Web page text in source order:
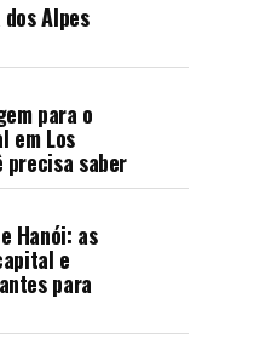
Alpes
para o
em Los
precisa saber
Hanói: as
e
para